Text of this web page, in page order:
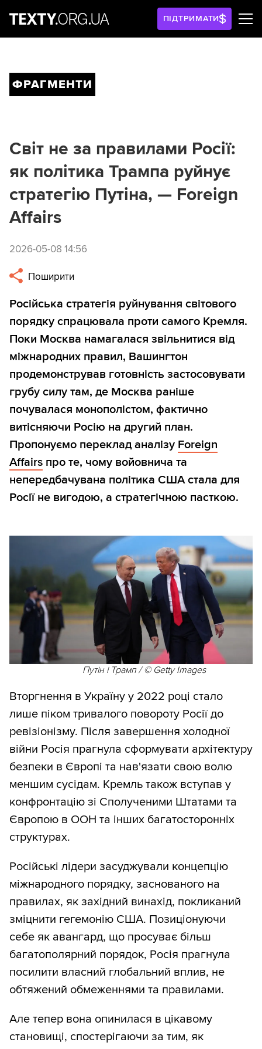
ПІДТРИМАТИ
ФРАГМЕНТИ
Світ не за правилами Росії:
як політика Трампа руйнує
стратегію Путіна, — Foreign
Affairs
2026-05-08 14:56
Поширити
Російська стратегія руйнування світового
порядку спрацювала проти самого Кремля.
Поки Москва намагалася звільнитися від
міжнародних правил, Вашингтон
продемонстрував готовність застосовувати
грубу силу там, де Москва раніше
почувалася монополістом, фактично
витісняючи Росію на другий план.
Пропонуємо переклад аналізу Foreign
Affairs про те, чому войовнича та
непередбачувана політика США стала для
Росії не вигодою, а стратегічною пасткою.
Путін і Трамп / © Getty Images
Вторгнення в Україну у 2022 році стало
лише піком тривалого повороту Росії до
ревізіонізму. Після завершення холодної
війни Росія прагнула сформувати архітектуру
безпеки в Європі та нав'язати свою волю
меншим сусідам. Кремль також вступав у
конфронтацію зі Сполученими Штатами та
Європою в ООН та інших багатосторонніх
структурах.
Російські лідери засуджували концепцію
міжнародного порядку, заснованого на
правилах, як західний винахід, покликаний
зміцнити гегемонію США. Позиціонуючи
себе як авангард, що просуває більш
багатополярний порядок, Росія прагнула
посилити власний глобальний вплив, не
обтяжений обмеженнями та правилами.
Але тепер вона опинилася в цікавому
становищі, спостерігаючи за тим, як